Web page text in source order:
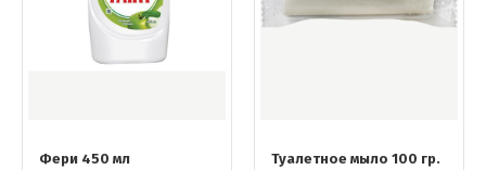
Фери 450 мл Туалетное мыло 100 гр.